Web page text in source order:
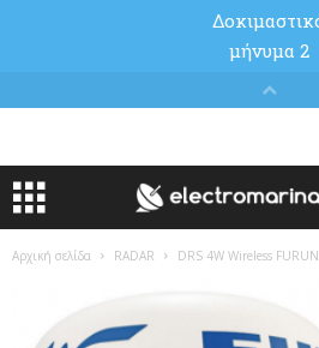
Αρχική σελίδα RADAR DRS 4W Wireless